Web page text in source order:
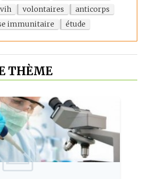
vih volontaires
anticorps
immunitaire
étude
THÈME